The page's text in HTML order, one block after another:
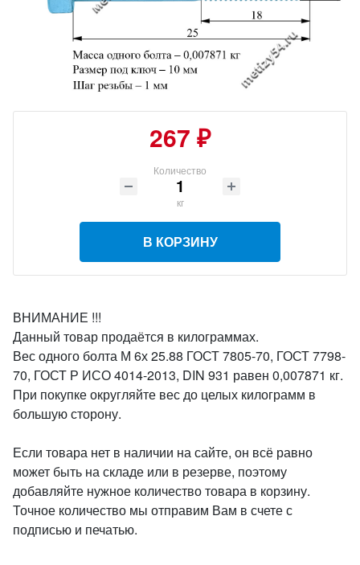
267 ₽
Количество
кг
В КОРЗИНУ
ВНИМАНИЕ !!!
Данный товар продаётся в килограммах.
Вес одного болта М 6х 25.88 ГОСТ 7805-70, ГОСТ 7798-
70, ГОСТ Р ИСО 4014-2013, DIN 931 равен 0,007871 кг.
При покупке округляйте вес до целых килограмм в
большую сторону.
Если товара нет в наличии на сайте, он всё равно
может быть на складе или в резерве, поэтому
добавляйте нужное количество товара в корзину.
Точное количество мы отправим Вам в счете с
подписью и печатью.